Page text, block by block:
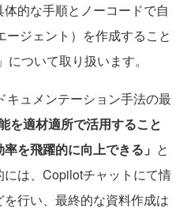
的な手順とノーコードで自
ジェント）を作成すること
ついて取り扱います。
ュメンテーション手法の最
を適材適所で活用すること
を飛躍的に向上できる」 と
は、Copilotチャットにて情
行い、最終的な資料作成は